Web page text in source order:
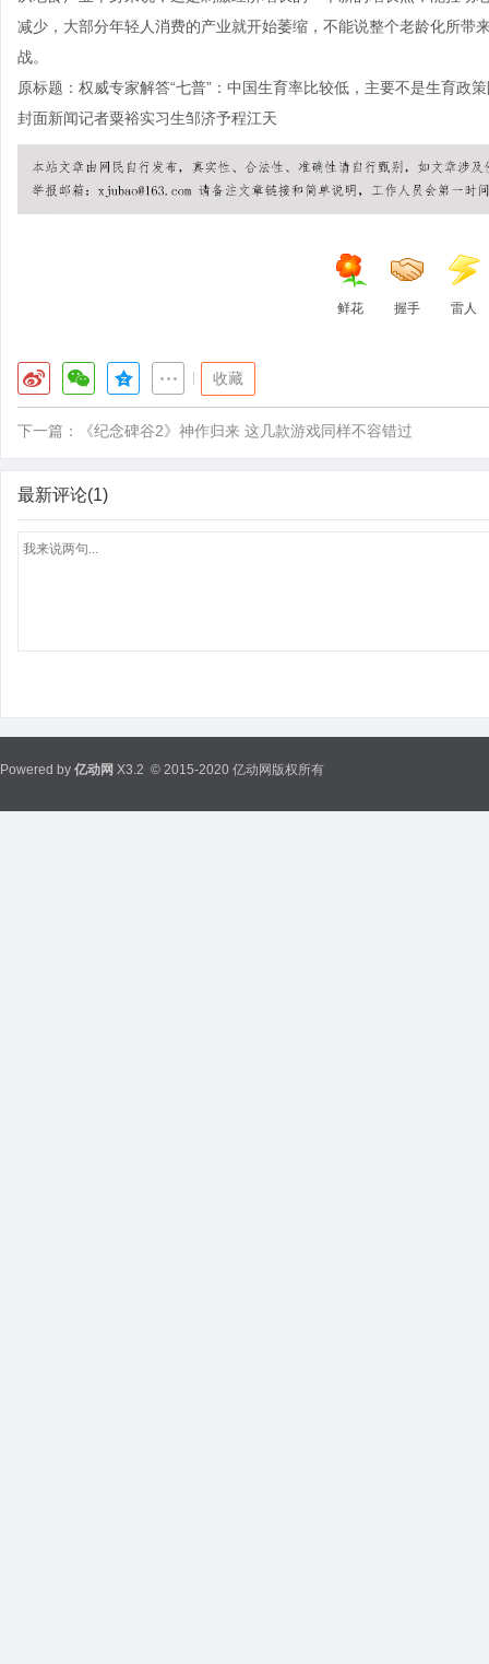
减少，大部分年轻人消费的产业就开始萎缩，不能说整个老龄化所带
战。
原标题：权威专家解答“七普”：中国生育率比较低，主要不是生育政
封面新闻记者粟裕实习生邹济予程江天
鲜花 握手 雷人
收藏
下一篇： 《纪念碑谷2》神作归来 这几款游戏同样不容错过
最新评论(1)
Powered by 亿动网 X3.2 © 2015-2020 亿动网版权所有